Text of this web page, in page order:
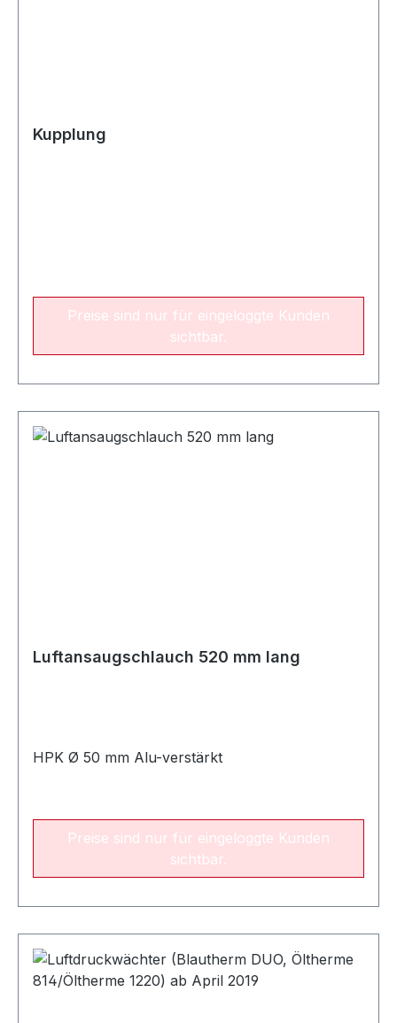
Kupplung
Preise sind nur für eingeloggte Kunden
sichtbar.
Luftansaugschlauch 520 mm lang
HPK Ø 50 mm Alu-verstärkt
Preise sind nur für eingeloggte Kunden
sichtbar.